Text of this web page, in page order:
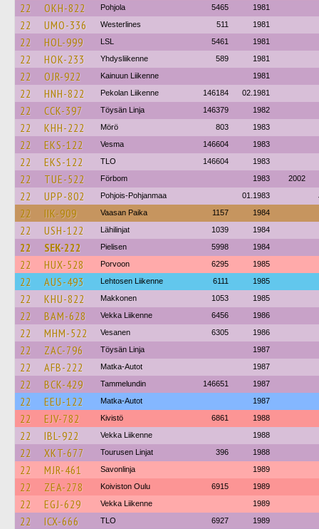
22 OKH-822 Pohjola 5465 1981
22 UMO-336 Westerlines 511 1981
22 HOL-999 LSL 5461 1981
22 HOK-233 Yhdysliikenne 589 1981
22 OJR-922 Kainuun Liikenne 1981
22 HNH-822 Pekolan Liikenne 146184 02.1981
22 CCK-397 Töysän Linja 146379 1982
22 KHH-222 Mörö 803 1983
22 EKS-122 Vesma 146604 1983
22 EKS-122 TLO 146604 1983
22 TUE-522 Förbom 1983 2002
22 UPP-802 Pohjois-Pohjanmaa 01.1983
22 IIK-909 Vaasan Paika 1157 1984
22 USH-122 Lähilinjat 1039 1984
22 SEK-222 Pielisen 5998 1984
22 HUX-528 Porvoon 6295 1985
22 AUS-493 Lehtosen Liikenne 6111 1985
22 KHU-822 Makkonen 1053 1985
22 BAM-628 Vekka Liikenne 6456 1986
22 MHM-522 Vesanen 6305 1986
22 ZAC-796 Töysän Linja 1987
22 AFB-222 Matka-Autot 1987
22 BCK-429 Tammelundin 146651 1987
22 EEU-122 Matka-Autot 1987
22 EJV-782 Kivistö 6861 1988
22 IBL-922 Vekka Liikenne 1988
22 XKT-677 Tourusen Linjat 396 1988
22 MJR-461 Savonlinja 1989
22 ZEA-278 Koiviston Oulu 6915 1989
22 EGJ-629 Vekka Liikenne 1989
22 ICX-666 TLO 6927 1989